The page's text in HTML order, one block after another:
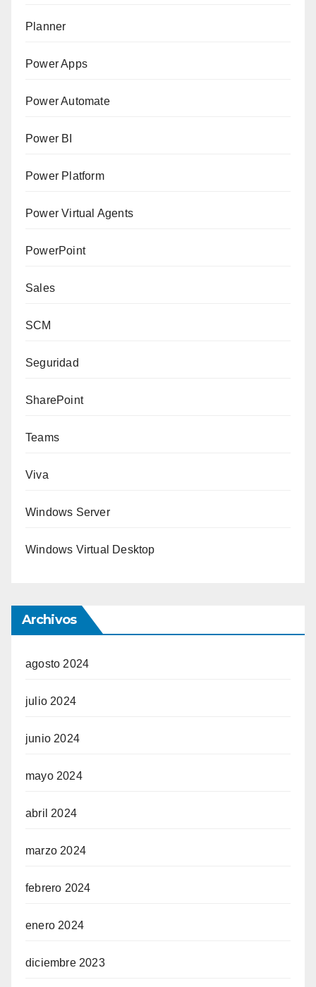
Planner
Power Apps
Power Automate
Power BI
Power Platform
Power Virtual Agents
PowerPoint
Sales
SCM
Seguridad
SharePoint
Teams
Viva
Windows Server
Windows Virtual Desktop
Archivos
agosto 2024
julio 2024
junio 2024
mayo 2024
abril 2024
marzo 2024
febrero 2024
enero 2024
diciembre 2023